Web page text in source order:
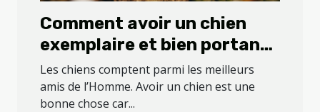
Comment avoir un chien
exemplaire et bien portant
?
Les chiens comptent parmi les meilleurs
amis de l’Homme. Avoir un chien est une
bonne chose car...